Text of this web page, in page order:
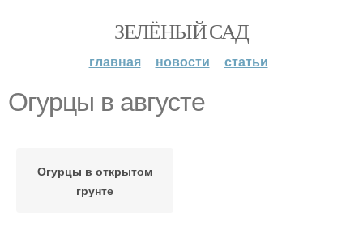
ЗЕЛЁНЫЙ САД
главная новости статьи
Огурцы в августе
Огурцы в открытом
грунте